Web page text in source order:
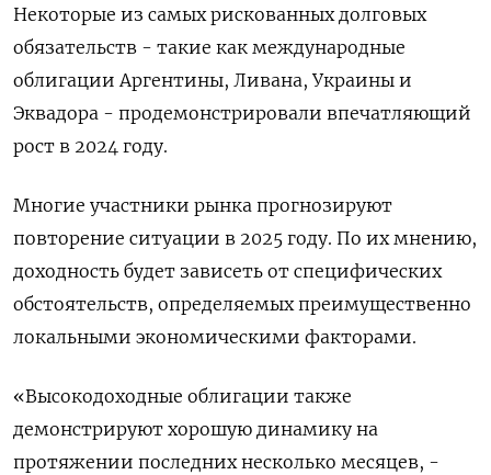
Некоторые из самых рискованных долговых
обязательств - такие как международные
облигации Аргентины, Ливана, Украины и
Эквадора - продемонстрировали впечатляющий
рост в 2024 году.
Многие участники рынка прогнозируют
повторение ситуации в 2025 году. По их мнению,
доходность будет зависеть от специфических
обстоятельств, определяемых преимущественно
локальными экономическими факторами.
«Высокодоходные облигации также
демонстрируют хорошую динамику на
протяжении последних несколько месяцев, -